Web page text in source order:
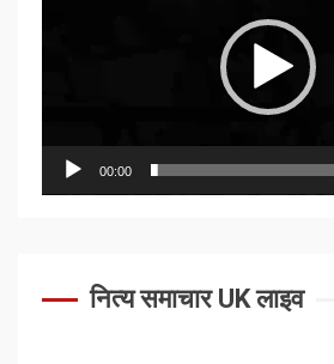
00:00
नित्य समाचार UK लाइव